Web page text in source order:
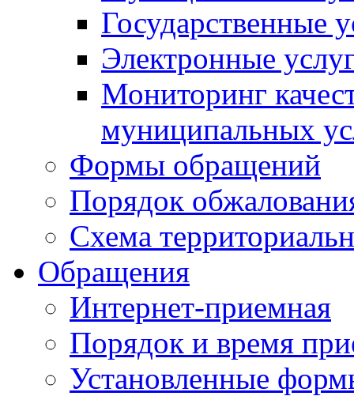
Государственные
Электронные
Мониторинг
муниципальных
Формы обращений
Порядок
Схема
Обращения
Интернет-приемная
Порядок и время
Установленные